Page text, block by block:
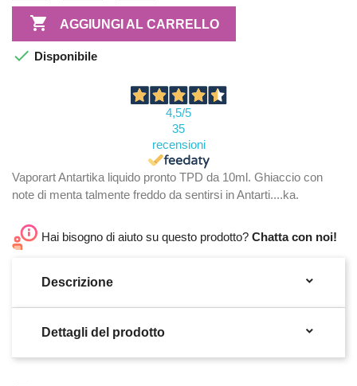
 AGGIUNGI AL CARRELLO
 Disponibile
4,5/5
35
recensioni
Vaporart Antartika liquido pronto TPD da 10ml. Ghiaccio con
note di menta talmente freddo da sentirsi in Antarti....ka.
Hai bisogno di aiuto su questo prodotto? Chatta con noi!
Descrizione 
Dettagli del prodotto 